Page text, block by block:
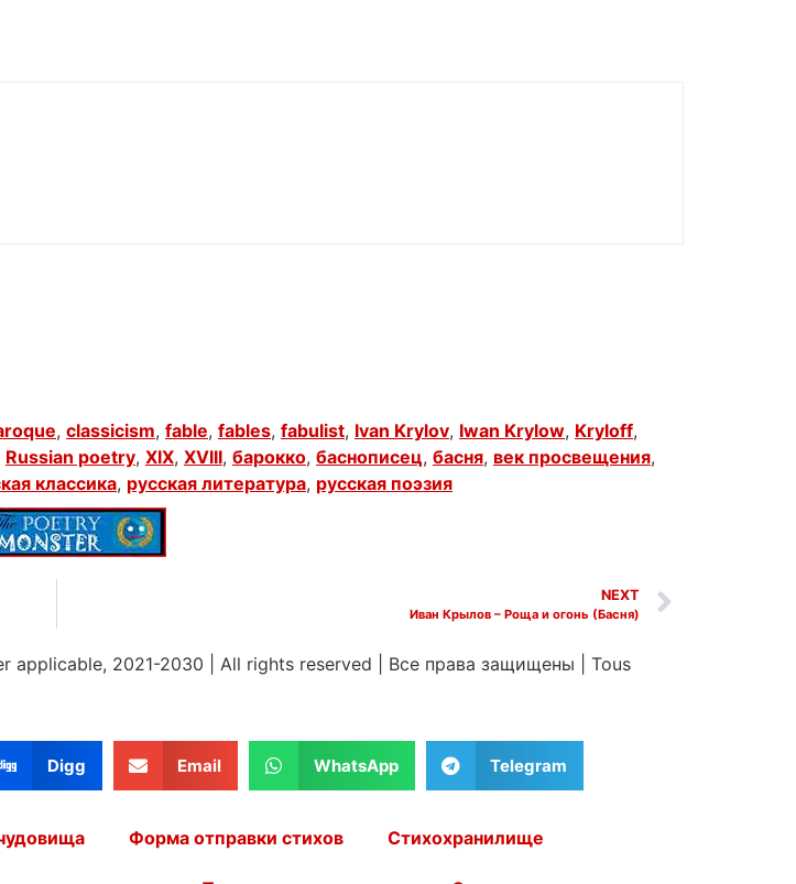
, classicism, fable, fables, fabulist, Ivan Krylov, Iwan Krylow, Kryloff,
Russian poetry, XIX, XVIII, барокко, баснописец, басня, век просвещения,
классика, русская литература, русская поэзия
NEXT
Иван Крылов – Роща и огонь (Басня)
applicable, 2021-2030 All rights reserved Все права защищены
Tous
Digg Email WhatsApp Telegram
Форма отправки стихов Стихохранилище